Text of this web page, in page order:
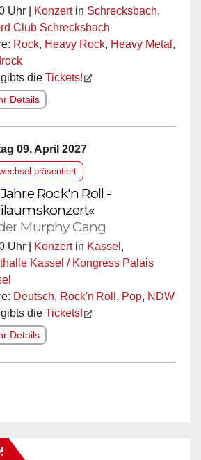
Uhr | Konzertin Schrecksbach,
Club Schrecksbach
Rock, Heavy Rock, Heavy Metal ,
die Tickets!
Details
09. April 2027
präsentiert:
Rock'n Roll -
Murphy Gang
Uhr | Konzertin Kassel ,
Kassel / Kongress Palais
Deutsch, Rock'n'Roll , Pop, NDW
die Tickets!
Details